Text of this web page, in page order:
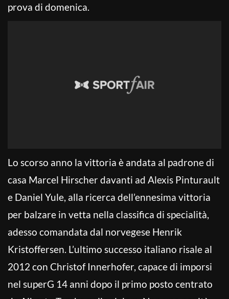
prova di domenica.
Lo scorso anno la vittoria è andata al padrone di
casa Marcel Hirscher davanti ad Alexis Pinturault
e Daniel Yule, alla ricerca dell’ennesima vittoria
per balzare in vetta nella classifica di specialità,
adesso comandata dal norvegese Henrik
Kristoffersen. L’ultimo successo italiano risale al
2012 con Christof Innerhofer, capace di imporsi
nel superG 14 anni dopo il primo posto centrato